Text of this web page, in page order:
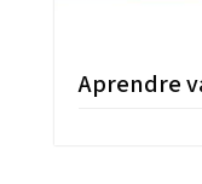
Aprendre